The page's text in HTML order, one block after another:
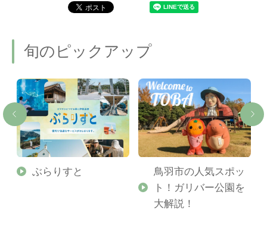
旬のピックアップ
ぶらりすと
鳥羽市の人気スポッ
ト！ガリバー公園を
大解説！